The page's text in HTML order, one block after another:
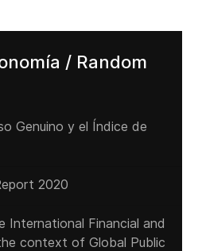
/ Random
Genuino y el Índice de
2020
International Financial and
context of Global Public